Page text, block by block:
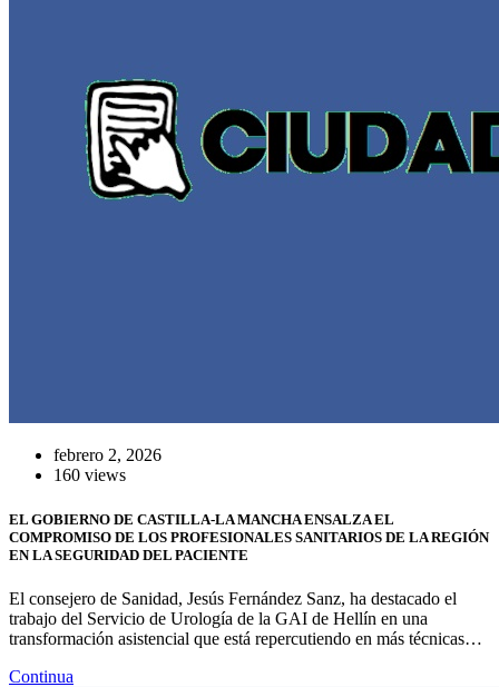
febrero 2, 2026
160 views
EL GOBIERNO DE CASTILLA-LA MANCHA ENSALZA EL
COMPROMISO DE LOS PROFESIONALES SANITARIOS DE LA REGIÓN
EN LA SEGURIDAD DEL PACIENTE
El consejero de Sanidad, Jesús Fernández Sanz, ha destacado el
trabajo del Servicio de Urología de la GAI de Hellín en una
transformación asistencial que está repercutiendo en más técnicas…
Continua